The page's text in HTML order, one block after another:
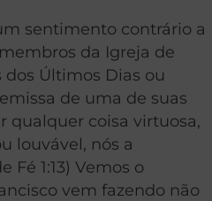
sentimento contrário a
da Igreja de
dos Últimos Dias ou
de uma de suas
qualquer coisa virtuosa,
louvável, nós a
Fé 1:13) Vemos o
vem fazendo não